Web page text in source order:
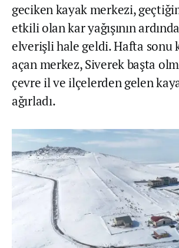
geciken kayak merkezi,
etkili olan kar yağışının
elverişli hale geldi. Hafta sonu
açan merkez, Siverek başta
çevre il ve ilçelerden gelen
ağırladı.